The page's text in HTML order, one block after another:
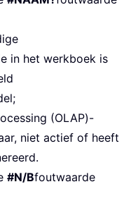
in het werkboek is
(OLAP)-
niet actief of heeft
#N/Bfoutwaarde